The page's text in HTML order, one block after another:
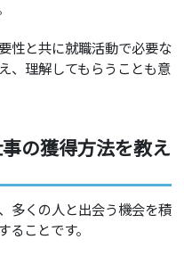
性と共に就職活動で必要な
、理解してもらうことも意
の獲得方法を教え
多くの人と出会う機会を積
ことです。